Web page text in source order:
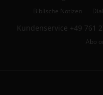
Biblische Notizen
Kundenservice +49 761
Abo